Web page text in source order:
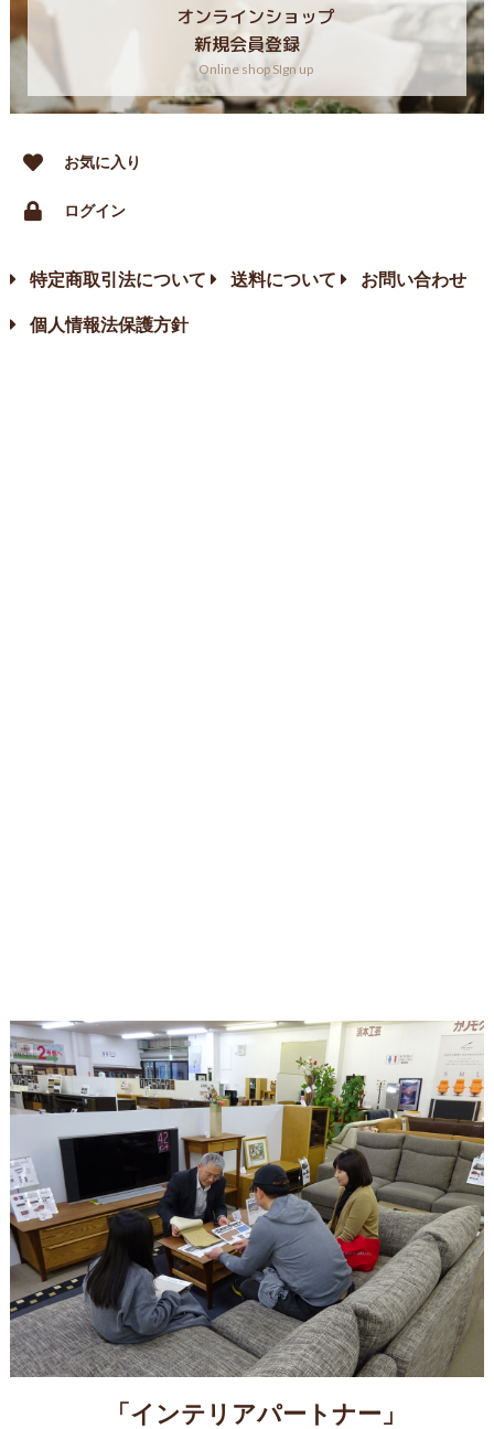
オンラインショップ
新規会員登録
Online shop SIgn up
お気に入り
ログイン
特定商取引法について 送料について お問い合わせ
個人情報法保護方針
「インテリアパートナー」